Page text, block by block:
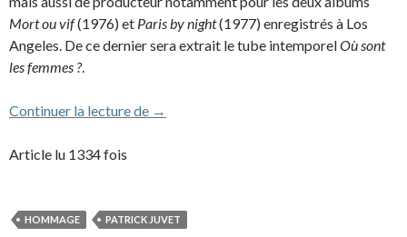
Mort ou vif(1976) et Paris by night(1977) enregistrés à Los
Angeles. De ce dernier sera extrait le tube intemporelOù sont
les femmes ?.
Continuer la lecture de Jean-Michel Jarre rend hommage à
→
Article lu 1334 fois
HOMMAGE PATRICK JUVET